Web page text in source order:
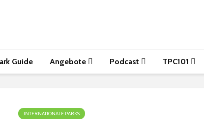
Guide Angebote Podcast TPC101
INTERNATIONALE PARKS